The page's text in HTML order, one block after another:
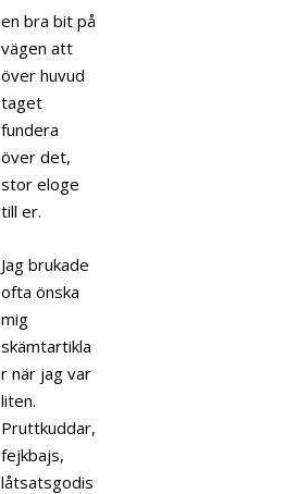
en bra bit på
vägen att
över huvud
taget
fundera
över det,
stor eloge
till er.
Jag brukade
ofta önska
mig
skämtartikla
r när jag var
liten.
Pruttkuddar,
fejkbajs,
låtsatsgodis